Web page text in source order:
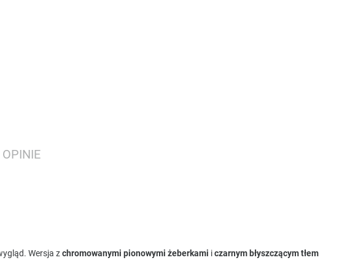
OPINIE
Wersja zchromowanymi pionowymi żeberkami iczarnym błyszczącym tłem